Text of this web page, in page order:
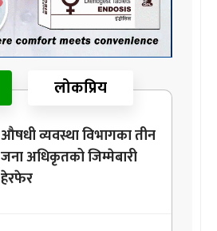
लोकप्रिय
औषधी व्यवस्था विभागका तीन
जना अधिकृतको जिम्मेबारी
हेरफेर